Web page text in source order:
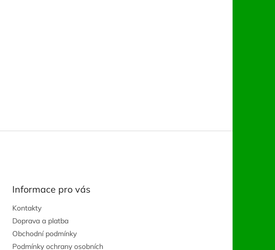
Informace pro vás
Kontakty
Doprava a platba
Obchodní podmínky
Podmínky ochrany osobních